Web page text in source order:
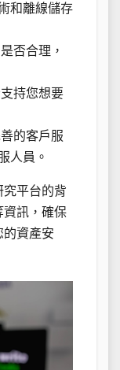
和離線儲存
否合理，
持您想要
的客戶服
人員。
究平台的背
資訊，確保
的資產安